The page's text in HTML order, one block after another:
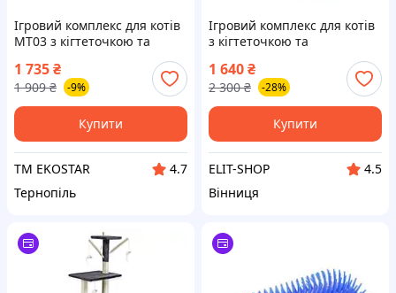
Ігровий комплекс для котів
MT03 з кігтеточкою та
Багаторівневий котячий
будиночок для відпочинку,
ігор, сну та
1 735₴
1 909 ₴ -9%
Купити
ТМ EKOSTAR
4.7
Тернопіль
Ігровий комплекс для котів
з кігтеточкою та
grey)
1 640₴
2 300 ₴ -28%
Купити
ELIT-SHOP
4.5
Вінниця